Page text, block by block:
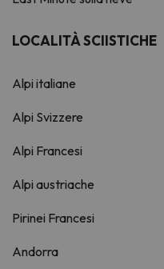
LOCALITÀ SCIISTICHE
Alpi italiane
Alpi Svizzere
Alpi Francesi
Alpi austriache
Pirinei Francesi
Andorra